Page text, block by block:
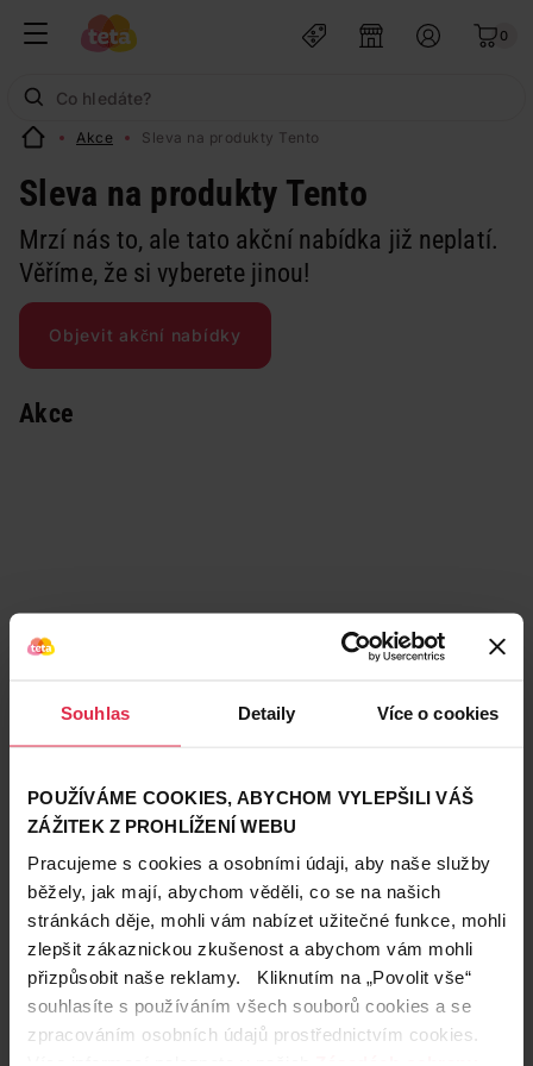
Souhlas Detaily Více o cookies
POUŽÍVÁME COOKIES, ABYCHOM VYLEPŠILI VÁŠ
ZÁŽITEK Z PROHLÍŽENÍ WEBU
Pracujeme s cookies a osobními údaji, aby naše služby
běžely, jak mají, abychom věděli, co se na našich
stránkách děje, mohli vám nabízet užitečné funkce, mohli
zlepšit zákaznickou zkušenost a abychom vám mohli
přizpůsobit naše reklamy. Kliknutím na „Povolit vše“
souhlasíte s používáním všech souborů cookies a se
zpracováním osobních údajů prostřednictvím cookies.
0
Akce Sleva na produkty Tento
Sleva na produkty Tento
Mrzí nás to, ale tato akční nabídka již neplatí.
Věříme, že si vyberete jinou!
Objevit akční nabídky
Akce
Teta prodejny a služby